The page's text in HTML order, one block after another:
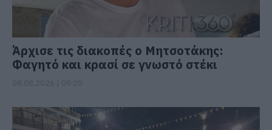
Άρχισε τις διακοπές ο Μητσοτάκης:
Φαγητό και κρασί σε γνωστό στέκι